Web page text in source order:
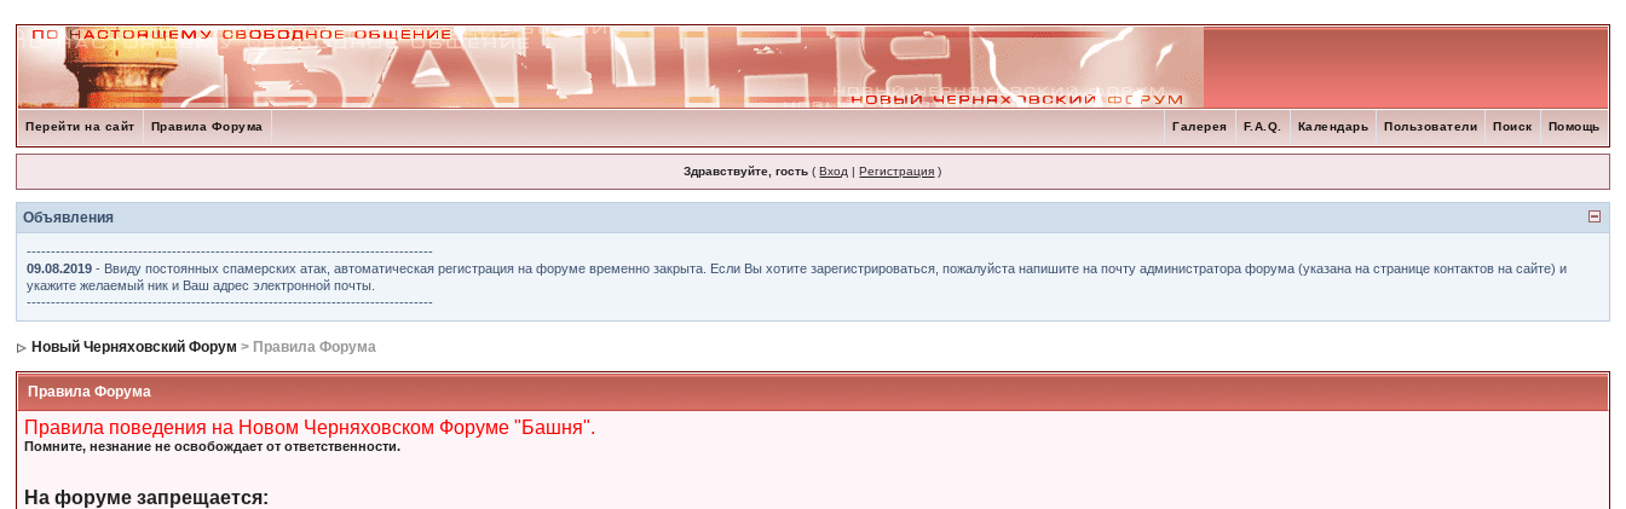
Перейти на сайт Правила Форума Помощь
Поиск
Пользователи
Календарь
F.A.Q.
Галерея
Здравствуйте, гость (Вход |Регистрация )
Объявления
------------------------------------------------------------------------------------
09.08.2019 - Ввиду постоянных спамерских атак, автоматическая регистрация на форуме временно закрыта. Если Вы хотите зарегистрироваться, пожалуйста напишите на почту администратора форума (указана на странице контактов на сайте) и
укажите желаемый ник и Ваш адрес электронной почты.
------------------------------------------------------------------------------------
Новый Черняховский Форум > Правила Форума
Правила Форума
Правила поведения на Новом Черняховском Форуме "Башня".
Помните, незнание не освобождает от ответственности.
На форуме запрещается: